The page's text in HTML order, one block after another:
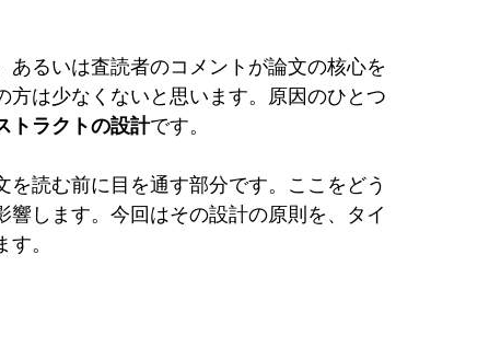
るいは査読者のコメントが論文の核心を
方は少なくないと思います。原因のひとつ
トラクトの設計です。
読む前に目を通す部分です。ここをどう
します。今回はその設計の原則を、タイ
。